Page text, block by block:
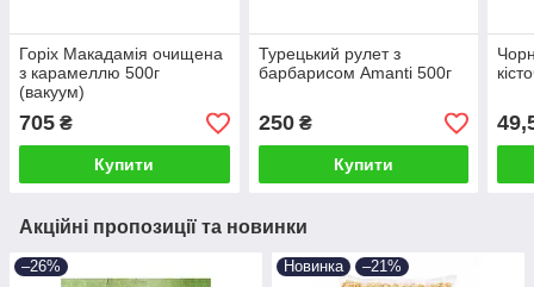
Горіх Макадамія очищена
з карамеллю 500г
(вакуум)
705 ₴
Купити
Турецький рулет з
барбарисом Amanti 500г
250₴
Купити
Акційні пропозиції та новинки
–26% Новинка –21%